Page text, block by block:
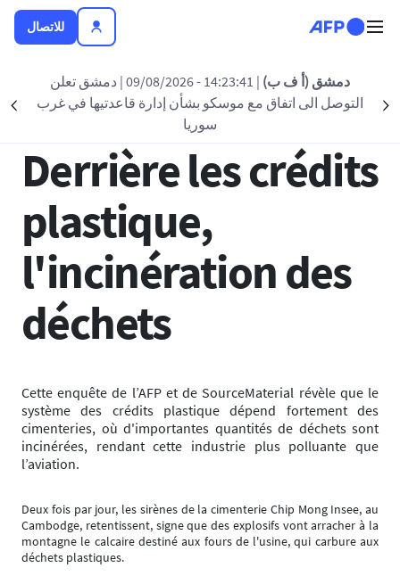
للاتصال
دمشق (أ ف ب) | 14:23:41 - 09/08/2026
| دمشق تعلن
التوصل الى اتفاق مع موسكو بشأن إدارة قاعدتيها في غرب
سوريا
Suivant
العودة الى القائمة
Derrière les crédits
plastique,
l'incinération des
déchets
Cette enquête de l’AFP et de SourceMaterial révèle que le
système des crédits plastique dépend fortement des
cimenteries, où d'importantes quantités de déchets sont
incinérées, rendant cette industrie plus polluante que
l’aviation.
Deux fois par jour, les sirènes de la cimenterie Chip Mong Insee, au
Cambodge, retentissent, signe que des explosifs vont arracher à la
montagne le calcaire destiné aux fours de l'usine, qui carbure aux
déchets plastiques.